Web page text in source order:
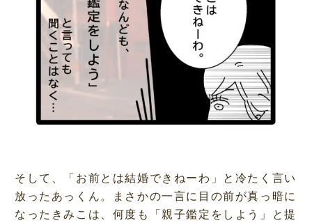
そして、「お前とは結婚できねーわ」と冷たく言い
放ったあっくん。まさかの一言に目の前が真っ暗に
なったきみこは、何度も「親子鑑定をしよう」と提